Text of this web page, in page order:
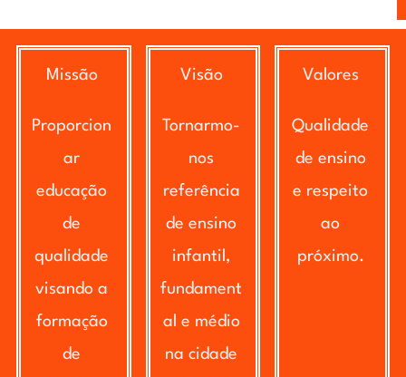
Missão
Proporcion
ar
educação
de
qualidade
visando a
formação
de
Visão
Tornarmo-
nos
referência
de ensino
infantil,
fundament
al e médio
na cidade
Valores
Qualidade
de ensino
e respeito
ao
próximo.